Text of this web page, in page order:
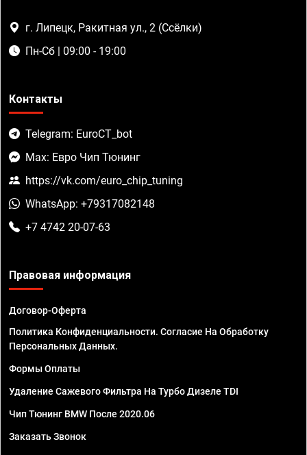
г. Липецк, Ракитная ул., 2 (Ссёлки)
Пн-Сб | 09:00 - 19:00
Контакты
Telegram: EuroCT_bot
Max: Евро Чип Тюнинг
https://vk.com/euro_chip_tuning
WhatsApp: +79317082148
+7 4742 20-07-63
Правовая информация
Договор-Оферта
Политика Конфиденциальности. Согласие На Обработку
Персональных Данных.
Формы Оплаты
Удаление Сажевого Фильтра На Турбо Дизеле TDI
Чип Тюнинг BMW После 2020.06
Заказать Звонок